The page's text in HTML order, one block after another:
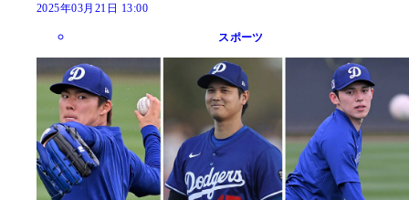
2025年03月21日 13:00
スポーツ